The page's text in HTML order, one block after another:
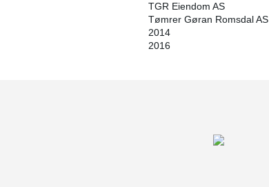
TGR Eiendom AS
Tømrer Gøran Romsdal AS
2014
2016